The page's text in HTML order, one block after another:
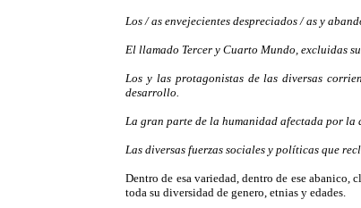
Los / as envejecientes despreciados / as y
El llamado Tercer y Cuarto Mundo, excluidas
Los y las protagonistas de las diversas
desarrollo.
La gran parte de la humanidad afectada por
Las diversas fuerzas sociales y políticas que
Dentro de esa variedad, dentro de ese
toda su diversidad de genero, etnias y edades.